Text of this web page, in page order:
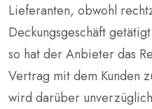
Lieferanten, obwohl
Deckungsgeschäft
so hat der Anbieter das
Vertrag mit dem Kunden
wird darüber